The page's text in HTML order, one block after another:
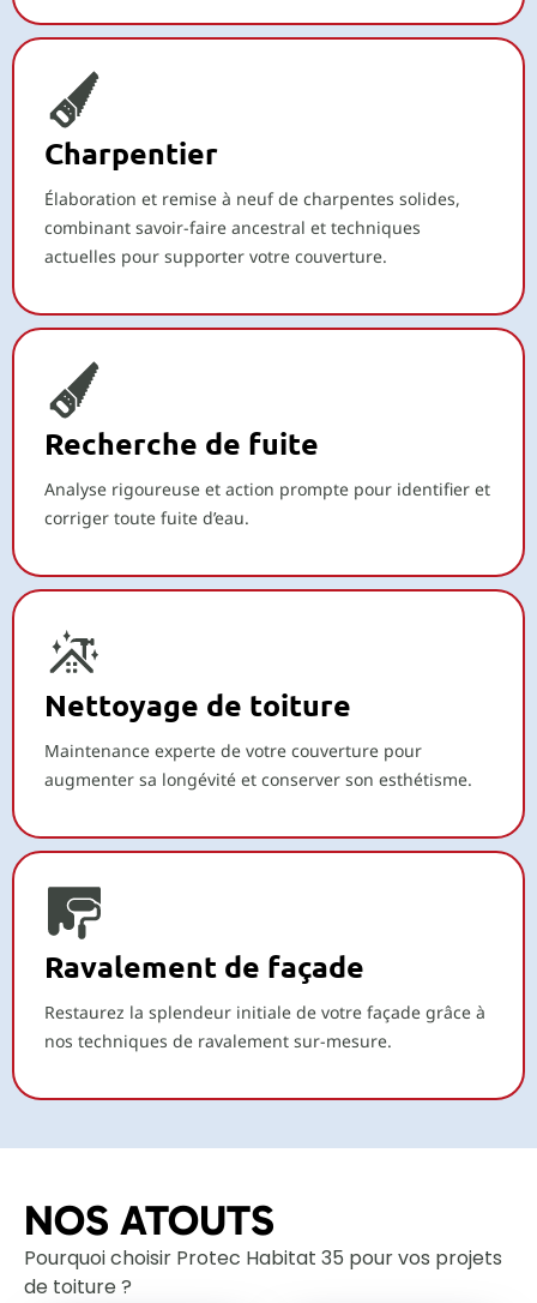
Charpentier
Élaboration et remise à neuf de charpentes solides,
combinant savoir-faire ancestral et techniques
actuelles pour supporter votre couverture.
Recherche de fuite
Analyse rigoureuse et action prompte pour identifier et
corriger toute fuite d’eau.
Nettoyage de toiture
Maintenance experte de votre couverture pour
augmenter sa longévité et conserver son esthétisme.
Ravalement de façade
Restaurez la splendeur initiale de votre façade grâce à
nos techniques de ravalement sur-mesure.
NOS ATOUTS
Pourquoi choisir Protec Habitat 35 pour vos projets
de toiture ?